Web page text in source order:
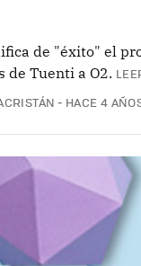
de "éxito" el
de Tuenti a O2.
HACE 4